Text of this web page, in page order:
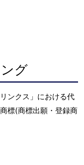
グ
ンクス」における代
標(商標出願・登録商